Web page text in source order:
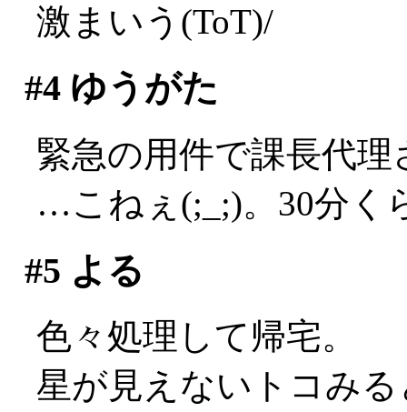
激まいう(ToT)/
#4ゆうがた
緊急の用件で課長代
…こねぇ(;_;)。30分く
#5 よる
色々処理して帰宅。
星が見えないトコみ